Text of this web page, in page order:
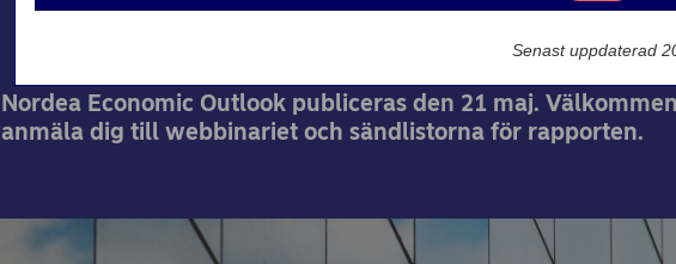
Nordea Economic Outlook publiceras den 21 maj.
anmäla dig till webbinariet och sändlistorna för rapporten.
Marknadsföring
Senast uppdaterad